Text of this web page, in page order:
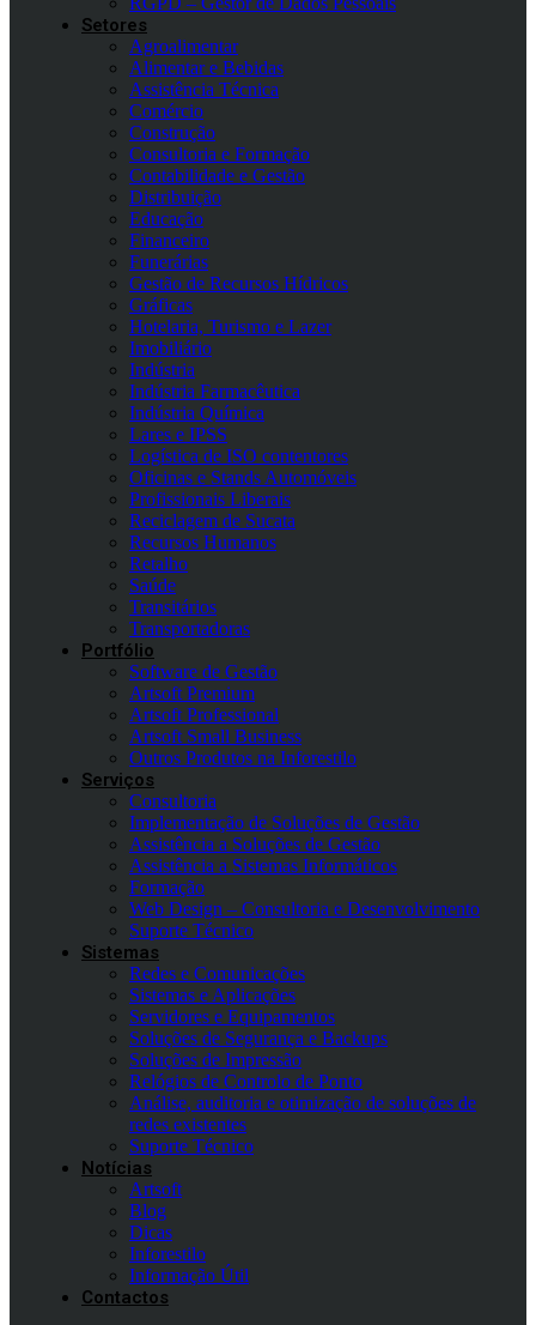
Setores
Agroalimentar
Alimentar e Bebidas
Assistência Técnica
Comércio
Construção
Consultoria e Formação
Contabilidade e Gestão
Distribuição
Educação
Financeiro
Funerárias
Gestão de Recursos Hídricos
Gráficas
Hotelaria, Turismo e Lazer
Imobiliário
Indústria
Indústria Farmacêutica
Indústria Química
Lares e IPSS
Logística de ISO contentores
Oficinas e Stands Automóveis
Profissionais Liberais
Reciclagem de Sucata
Recursos Humanos
Retalho
Saúde
Transitários
Transportadoras
Portfólio
Software de Gestão
Artsoft Premium
Artsoft Professional
Artsoft Small Business
Outros Produtos na Inforestilo
Serviços
Consultoria
Implementação de Soluções de Gestão
Assistência a Soluções de Gestão
Assistência a Sistemas Informáticos
Formação
Web Design – Consultoria e Desenvolvimento
Suporte Técnico
Sistemas
Redes e Comunicações
Sistemas e Aplicações
Servidores e Equipamentos
Soluções de Segurança e Backups
Soluções de Impressão
Relógios de Controlo de Ponto
Análise, auditoria e otimização de soluções de
redes existentes
Suporte Técnico
Notícias
Artsoft
Blog
Dicas
Inforestilo
Informação Útil
Contactos